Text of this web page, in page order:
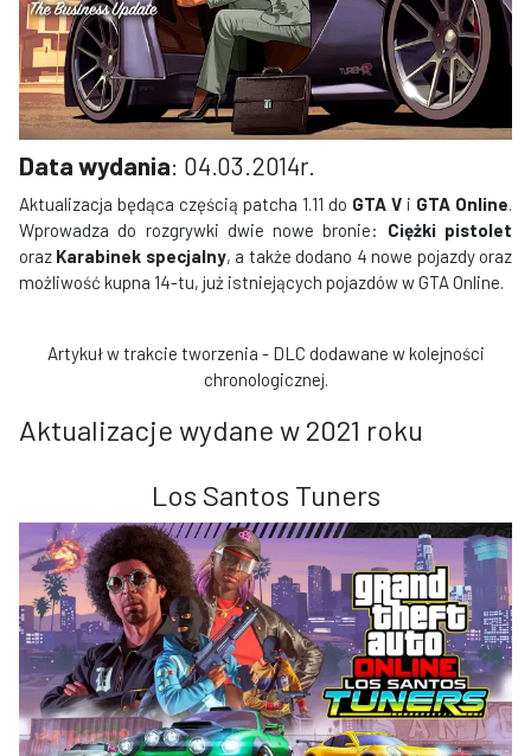
Data wydania: 04.03.2014r.
Aktualizacja będąca częścią patcha 1.11 do GTA V i GTA Online.
Wprowadza do rozgrywki dwie nowe bronie: Ciężki pistolet
oraz Karabinek specjalny, a także dodano 4 nowe pojazdy oraz
możliwość kupna 14-tu, już istniejących pojazdów w GTA Online.
Artykuł w trakcie tworzenia - DLC dodawane w kolejności
chronologicznej.
Aktualizacje wydane w 2021 roku
Los Santos Tuners